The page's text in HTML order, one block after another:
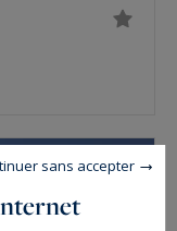
sans accepter